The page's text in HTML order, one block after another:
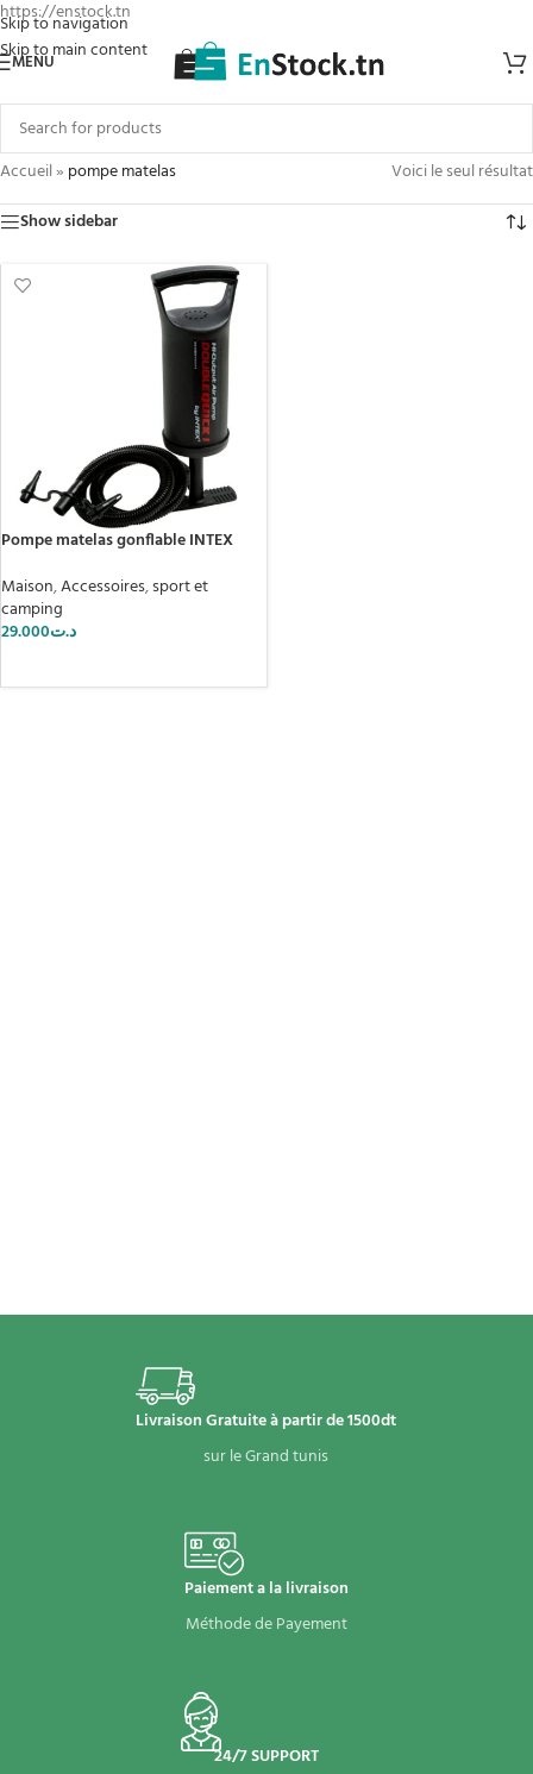
https://enstock.tn
Skip to navigation
Skip to main content
MENU
Accueil» pompe matelas
Voici le seul résultat
Show sidebar
Pompe matelas gonflable INTEX
Maison,Accessoires,sport et
camping
د.ت29.000
Livraison Gratuite à partir de 1500dt
sur le Grand tunis
Paiement a la livraison
Méthode de Payement
24/7 SUPPORT